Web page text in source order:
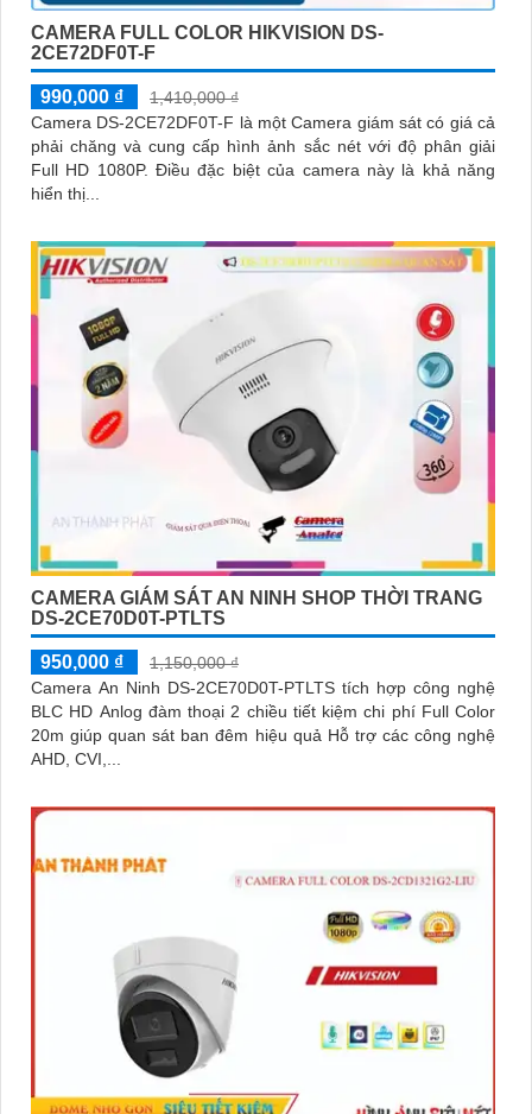
CAMERA FULL COLOR HIKVISION DS-
2CE72DF0T-F
990,000 ₫
1,410,000 ₫
Camera DS-2CE72DF0T-F là một Camera giám sát có giá cả
phải chăng và cung cấp hình ảnh sắc nét với độ phân giải
Full HD 1080P. Điều đặc biệt của camera này là khả năng
hiển thị...
CAMERA GIÁM SÁT AN NINH SHOP THỜI TRANG
DS-2CE70D0T-PTLTS
950,000 ₫
1,150,000 ₫
Camera An Ninh DS-2CE70D0T-PTLTS tích hợp công nghệ
BLC HD Anlog đàm thoại 2 chiều tiết kiệm chi phí Full Color
20m giúp quan sát ban đêm hiệu quả Hỗ trợ các công nghệ
AHD, CVI,...